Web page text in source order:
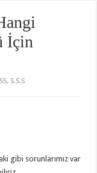
İçin
, S.S.S
gibi sorunlarımız var